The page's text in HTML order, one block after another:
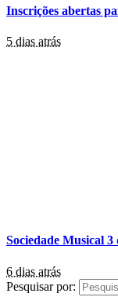
Inscrições abertas
5 dias atrás
Sociedade Musical 3
6 dias atrás
Pesquisar por: